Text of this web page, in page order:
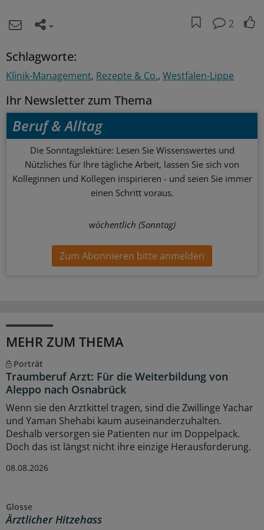
2
Schlagworte:
Klinik-Management Rezepte & Co. Westfalen-Lippe
Ihr Newsletter zum Thema
Beruf & Alltag
Die Sonntagslektüre: Lesen Sie Wissenswertes und
Nützliches für Ihre tägliche Arbeit, lassen Sie sich von
Kolleginnen und Kollegen inspirieren - und seien Sie immer
einen Schritt voraus.
wöchentlich (Sonntag)
Zum Abonnieren bitte anmelden
MEHR ZUM THEMA
Porträt
Traumberuf Arzt: Für die Weiterbildung von
Aleppo nach Osnabrück
Wenn sie den Arztkittel tragen, sind die Zwillinge Yachar
und Yaman Shehabi kaum auseinanderzuhalten.
Deshalb versorgen sie Patienten nur im Doppelpack.
Doch das ist längst nicht ihre einzige Herausforderung.
08.08.2026
Glosse
Ärztlicher Hitzehass